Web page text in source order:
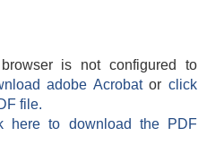
is not configured to
adobe Acrobatorclick
file.
here to download the PDF